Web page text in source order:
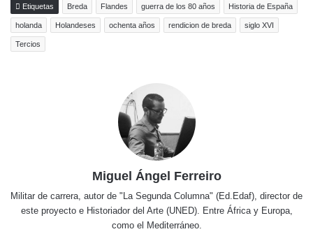
Etiquetas Breda Flandes guerra de los 80 años Historia de España
holanda Holandeses ochenta años rendicion de breda siglo XVI
Tercios
Miguel Ángel Ferreiro
Militar de carrera, autor de "La Segunda Columna" (Ed.Edaf), director de
este proyecto e Historiador del Arte (UNED). Entre África y Europa,
como el Mediterráneo.